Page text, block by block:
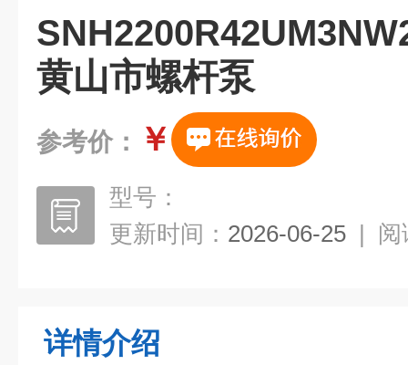
黄山市螺杆泵
参考价： ￥
型号：
更新时间： 2026-06-25 | 阅
详情介绍